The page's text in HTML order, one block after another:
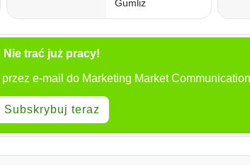
Nie trać już pracy!
e-mail do Marketing Market
Subskrybuj teraz